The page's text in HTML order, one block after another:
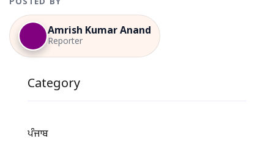
POSTED BY
Amrish Kumar Anand
Reporter
Category
ਪੰਜਾਬ